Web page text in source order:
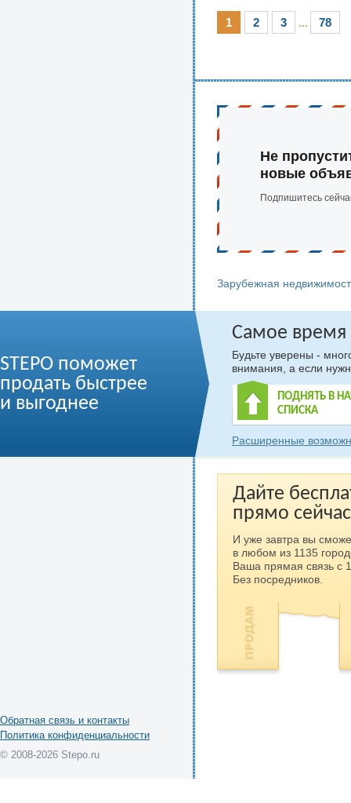
1 2 3 ... 78
Не
новые
Подпишитесь
Зарубежная
STEPO поможет
продать быстрее
и выгоднее
Самое время
Будьте уверены -
внимания, а если
ПОДНЯТЬ В
СПИСКА
Расширенные
Дайте
прямо
И уже завтра вы
в любом из 1135
Ваша прямая связь с
Без посредников.
Обратная связь и контакты
Политика конфиденциальности
© 2008-2026 Stepo.ru